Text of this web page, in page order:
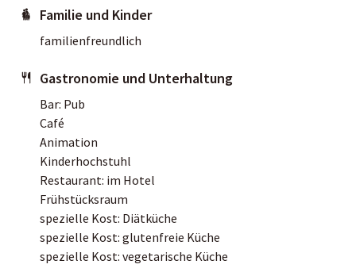
Familie und Kinder
familienfreundlich
Gastronomie und Unterhaltung
Bar: Pub
Café
Animation
Kinderhochstuhl
Restaurant: im Hotel
Frühstücksraum
spezielle Kost: Diätküche
spezielle Kost: glutenfreie Küche
spezielle Kost: vegetarische Küche